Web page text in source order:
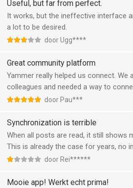
Useful, but far from perfect.
It works, but the ineffective interface
a lot to be desired.
door Ugg****
Great community platform
Yammer really helped us connect. We
colleagues and needed a way to
door Pau***
Synchronization is terrible
When all posts are read, it still shows
This is already the case for years, no
door Rei******
Mooie app! Werkt echt prima!